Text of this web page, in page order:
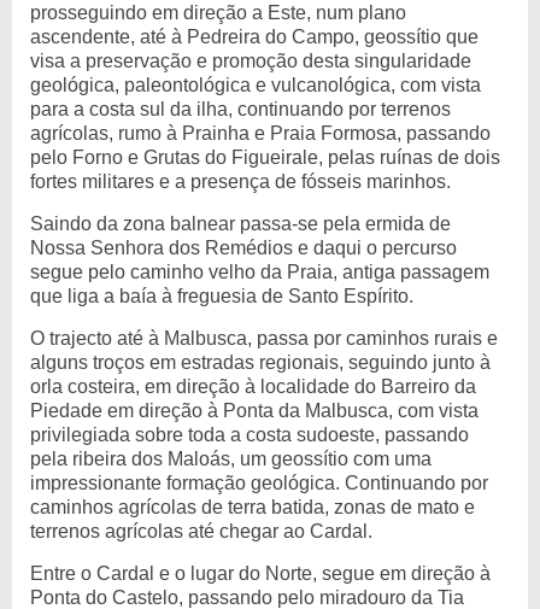
prosseguindo em direção a Este, num plano
ascendente, até à Pedreira do Campo, geossítio que
visa a preservação e promoção desta singularidade
geológica, paleontológica e vulcanológica, com vista
para a costa sul da ilha, continuando por terrenos
agrícolas, rumo à Prainha e Praia Formosa, passando
pelo Forno e Grutas do Figueirale, pelas ruínas de dois
fortes militares e a presença de fósseis marinhos.
Saindo da zona balnear passa-se pela ermida de
Nossa Senhora dos Remédios e daqui o percurso
segue pelo caminho velho da Praia, antiga passagem
que liga a baía à freguesia de Santo Espírito.
O trajecto até à Malbusca, passa por caminhos rurais e
alguns troços em estradas regionais, seguindo junto à
orla costeira, em direção à localidade do Barreiro da
Piedade em direção à Ponta da Malbusca, com vista
privilegiada sobre toda a costa sudoeste, passando
pela ribeira dos Maloás, um geossítio com uma
impressionante formação geológica. Continuando por
caminhos agrícolas de terra batida, zonas de mato e
terrenos agrícolas até chegar ao Cardal.
Entre o Cardal e o lugar do Norte, segue em direção à
Ponta do Castelo, passando pelo miradouro da Tia